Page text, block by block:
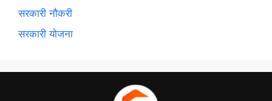
सरकारी नौकरी
सरकारी योजना